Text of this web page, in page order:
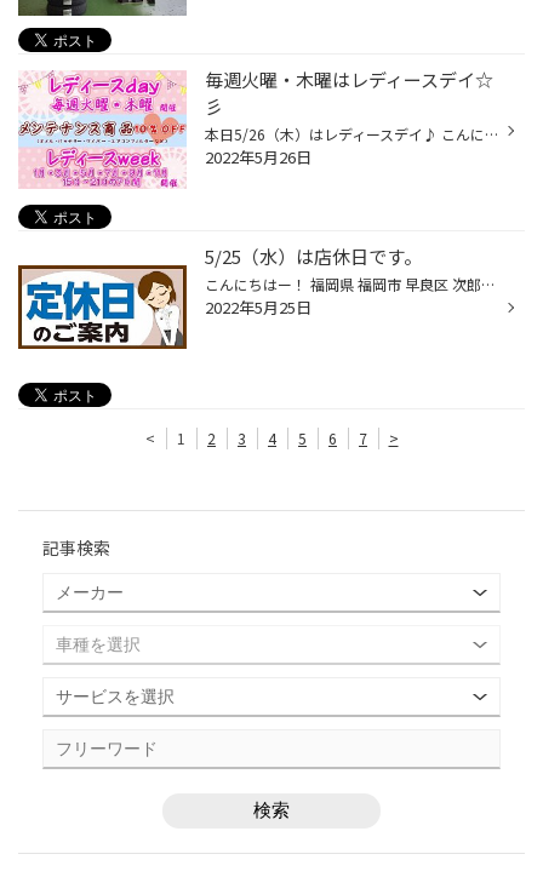
毎週火曜・木曜はレディースデイ☆
彡
本日5/26（木）はレディースデイ♪ こんにちはー！ 福岡県 福岡市 早良区 次郎丸 にあります タイヤ館 次郎丸 です☆★☆ メンテナンス商品…エンジンオイル・バッテリー・ワイパーなどなど。 通常の価格より10％OFFになります♪ お車の 安全点検 も実施しております！ メンテナンスも タイヤ館 次郎丸 に...
2022年5月26日
5/25（水）は店休日です。
こんにちはー！ 福岡県 福岡市 早良区 次郎丸 にあります タイヤ館 次郎丸 です。 さて、誠に勝手ではございますが…店休日のお知らせです。 5/11（水）・5/18（水）・5/19（木）・5/25（水）を店休日とさせていただきます。 何卒ご理解ご協力の程よろしくお願い申し上げます。
2022年5月25日
< 1 2 3 4 5 6 7 >
記事検索